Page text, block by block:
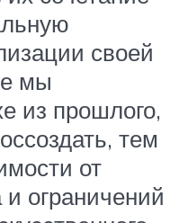
своей
мы
из прошлого,
тем
от
и ограничений